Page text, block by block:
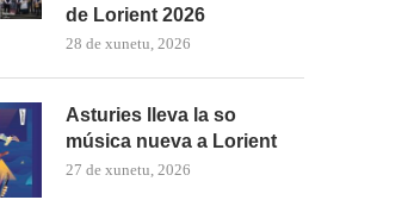
de Lorient 2026
28 de xunetu, 2026
Asturies lleva la so
música nueva a Lorient
27 de xunetu, 2026